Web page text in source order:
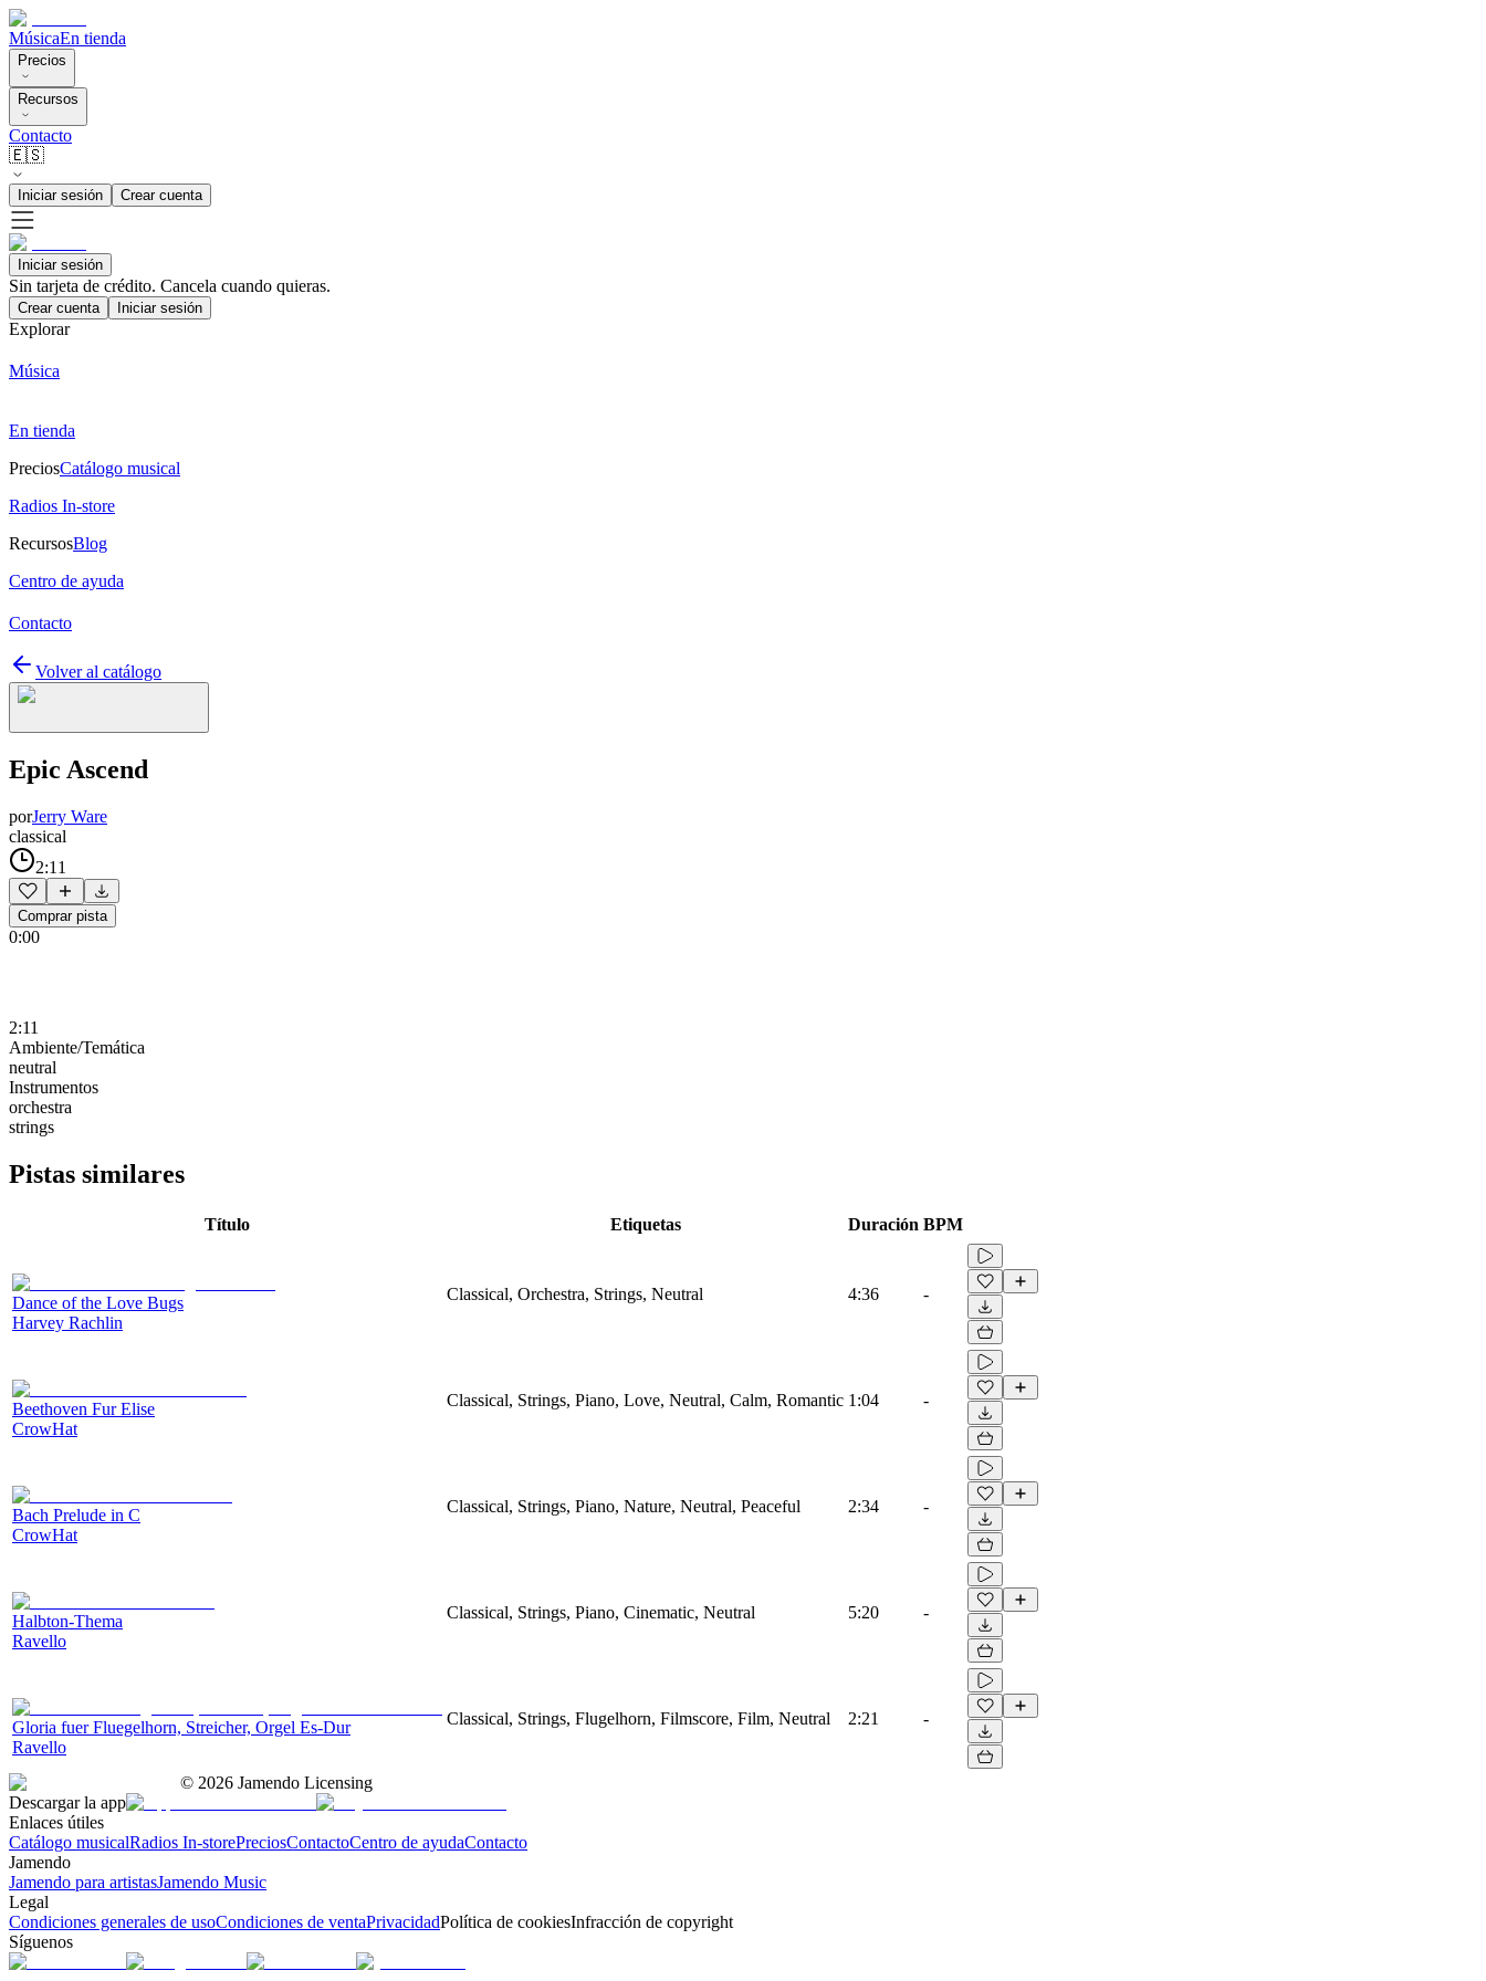
MúsicaEn tienda
Precios
Recursos
Contacto
🇪🇸
Iniciar sesión Crear cuenta
Iniciar sesión
Sin tarjeta de crédito. Cancela cuando quieras.
Crear cuenta Iniciar sesión
Explorar
Música
En tienda
PreciosCatálogo musical
Radios In-store
RecursosBlog
Centro de ayuda
Contacto
Volver al catálogo
Epic Ascend
porJerry Ware
classical
2:11
Comprar pista
0:00
2:11
Ambiente/Temática
neutral
Instrumentos
orchestra
strings
Pistas similares
Título Etiquetas Duración BPM
Dance of the Love Bugs
Harvey Rachlin
Classical, Orchestra, Strings, Neutral 4:36 -
Beethoven Fur Elise
CrowHat
Classical, Strings, Piano, Love, Neutral, Calm, Romantic 1:04 -
Bach Prelude in C
CrowHat
Classical, Strings, Piano, Nature, Neutral, Peaceful 2:34 -
Halbton-Thema
Ravello
Classical, Strings, Piano, Cinematic, Neutral 5:20 -
Gloria fuer Fluegelhorn, Streicher, Orgel Es-Dur
Ravello
Classical, Strings, Flugelhorn, Filmscore, Film, Neutral 2:21 -
© 2026 Jamendo Licensing
Descargar la app
Enlaces útiles
Catálogo musicalRadios In-storePreciosContactoCentro de ayudaContacto
Jamendo
Jamendo para artistasJamendo Music
Legal
Condiciones generales de usoCondiciones de ventaPrivacidadPolítica de cookiesInfracción de copyright
Síguenos